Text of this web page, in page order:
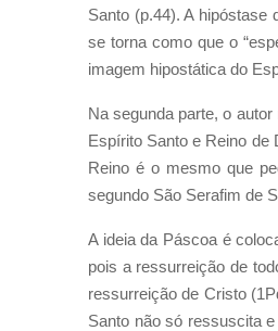
Santo (p.44). A hipóstase
se torna como que o
imagem hipostática do
Na segunda parte, o
Espírito Santo e Reino de
Reino é o mesmo que
segundo São Serafim de
A ideia da Páscoa é
pois a ressurreição de
ressurreição de Cristo
Santo não só ressuscita